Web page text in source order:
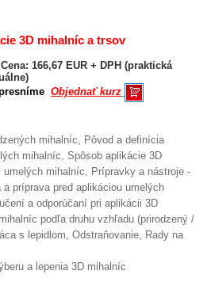
3D mihalníc a trsov
Cena: 166,67 EUR + DPH (praktická
Objednať kurz
mihalníc, Pôvod a definícia
mihalníc, Spôsob aplikácie 3D
mihalníc, Prípravky a nástroje -
príprava pred aplikáciou umelých
a odporúčaní pri aplikácii 3D
podľa druhu vzhľadu (prirodzený /
s lepidlom, Odstraňovanie, Rady na
a lepenia 3D mihalníc